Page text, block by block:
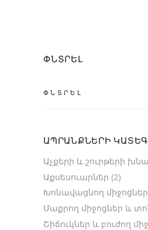
ՓՆՏՐԵԼ
for:
ԱՊՐԱՆՔՆԵՐԻ
Աչքերի և շուրթերի
Աքսեսուարներ (2)
Խոնավացնող
Մաքրող միջոցներ և
Շիճուկներ և բուժող